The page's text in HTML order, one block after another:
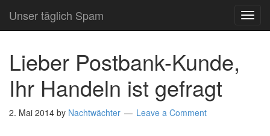
Unser täglich Spam
Lieber Postbank-Kunde,
Ihr Handeln ist gefragt
2. Mai 2014 by Nachtwächter Leave a Comment